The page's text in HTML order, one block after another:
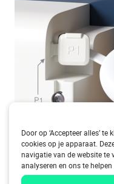
Door op ‘Accepteer alles’
cookies op je apparaat.
navigatie van de website te
analyseren en ons te